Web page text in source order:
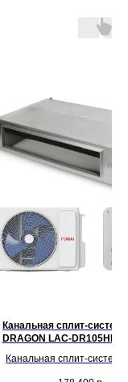
Канальная сплит-
DRAGON LAC-
Канальная сплит-система